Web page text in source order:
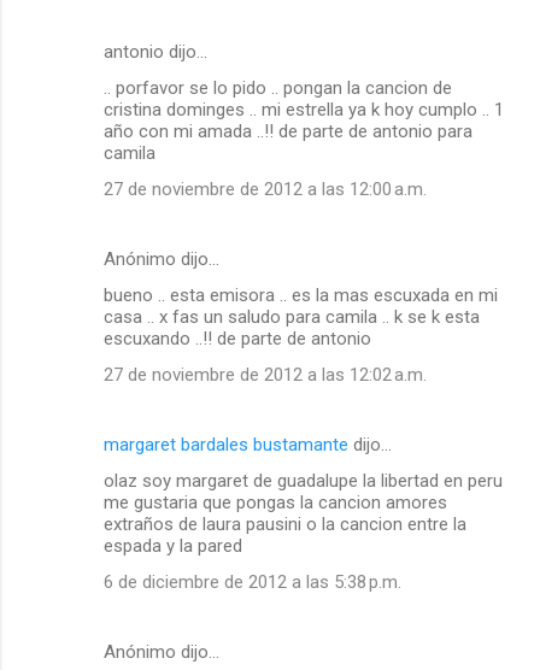
antonio dijo…
.. porfavor se lo pido .. pongan la cancion de
cristina dominges .. mi estrella ya k hoy cumplo .. 1
año con mi amada ..!! de parte de antonio para
camila
27 de noviembre de 2012 a las 12:00 a.m.
Anónimo dijo…
bueno .. esta emisora .. es la mas escuxada en mi
casa .. x fas un saludo para camila .. k se k esta
escuxando ..!! de parte de antonio
27 de noviembre de 2012 a las 12:02 a.m.
margaret bardales bustamante dijo…
olaz soy margaret de guadalupe la libertad en peru
me gustaria que pongas la cancion amores
extraños de laura pausini o la cancion entre la
espada y la pared
6 de diciembre de 2012 a las 5:38 p.m.
Anónimo dijo…